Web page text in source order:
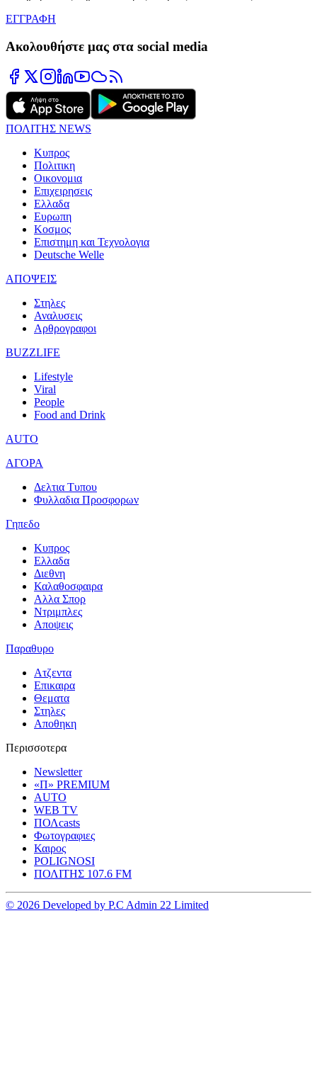
ΕΓΓΡΑΦΗ
Ακολουθήστε μας στα social media
ΠΟΛΙΤΗΣ NEWS
Κυπρος
Πολιτικη
Οικονομια
Επιχειρησεις
Ελλαδα
Ευρωπη
Κοσμος
Επιστημη και Τεχνολογια
Deutsche Welle
ΑΠΟΨΕΙΣ
Στηλες
Αναλυσεις
Αρθρογραφοι
BUZZLIFE
Lifestyle
Viral
People
Food and Drink
AUTO
ΑΓΟΡΑ
Δελτια Τυπου
Φυλλαδια Προσφορων
Γηπεδο
Κυπρος
Ελλαδα
Διεθνη
Καλαθοσφαιρα
Αλλα Σπορ
Ντριμπλες
Αποψεις
Παραθυρο
Ατζεντα
Επικαιρα
Θεματα
Στηλες
Αποθηκη
Περισσοτερα
Newsletter
«Π» PREMIUM
AUTO
WEB TV
ΠΟΛcasts
Φωτογραφιες
Καιρος
POLIGNOSI
ΠΟΛΙΤΗΣ 107.6 FM
© 2026 Developed by P.C Admin 22 Limited